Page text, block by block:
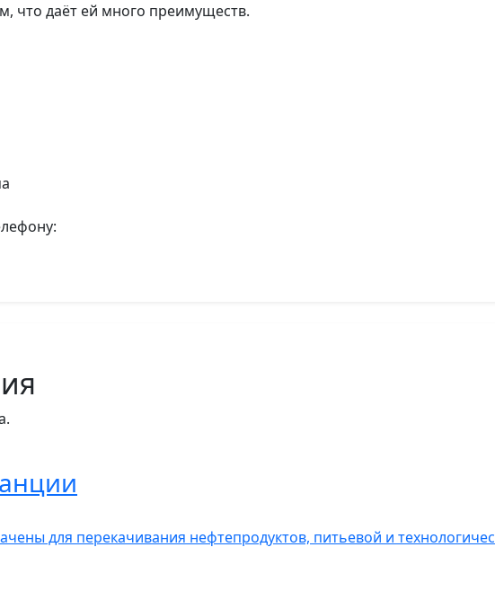
что даёт ей много преимуществ.
для перекачивания нефтепродуктов, питьевой и